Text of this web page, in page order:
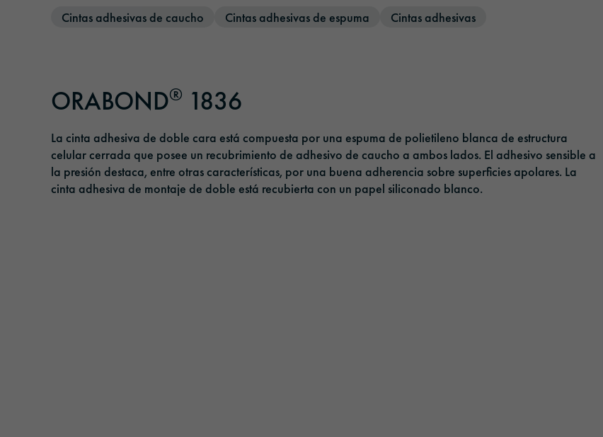
Materiales reflectantes
Cintas adhesivas
Película de protección solar
Películas de laminado y protección
Historia
Gestión
Responsabilidad
Cintas adhesivas de caucho Cintas adhesivas de espuma Cintas adhesivas
ORABOND® 1836
La cinta adhesiva de doble cara está compuesta por una espuma de polietileno blanca de estructura
celular cerrada que posee un recubrimiento de adhesivo de caucho a ambos lados. El adhesivo sensible a
la presión destaca, entre otras características, por una buena adherencia sobre superficies apolares. La
cinta adhesiva de montaje de doble está recubierta con un papel siliconado blanco.